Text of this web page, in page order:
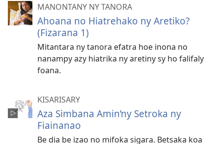
MANONTANY NY TANORA
Ahoana no Hiatrehako ny Aretiko?
(Fizarana 1)
Mitantara ny tanora efatra hoe inona no
nanampy azy hiatrika ny aretiny sy ho falifaly
foana.
KISARISARY
Aza Simbana Amin’ny Setroka ny
Fiainanao
Be dia be izao no mifoka sigara. Betsaka koa